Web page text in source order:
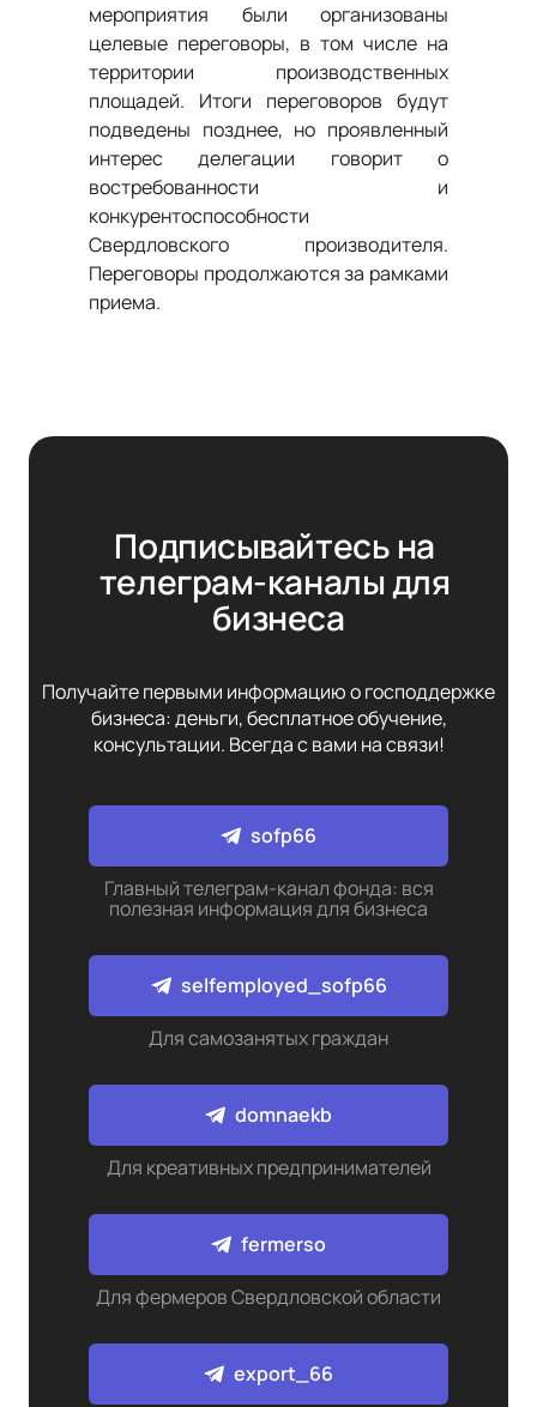
мероприятия были организованы
целевые переговоры, в том числе на
территории производственных
площадей. Итоги переговоров будут
подведены позднее, но проявленный
интерес делегации говорит о
востребованности и
конкурентоспособности
Свердловского производителя.
Переговоры продолжаются за рамками
приема.
Подписывайтесь на
телеграм-каналы для
бизнеса
Получайте первыми информацию о господдержке
бизнеса: деньги, бесплатное обучение,
консультации. Всегда с вами на связи!
sofp66
Главный телеграм-канал фонда: вся
полезная информация для бизнеса
selfemployed_sofp66
Для самозанятых граждан
domnaekb
Для креативных предпринимателей
fermerso
Для фермеров Свердловской области
export_66